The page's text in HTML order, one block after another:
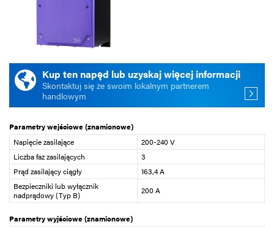
Kup ten napęd lub uzyskaj więcej informacji
Skontaktuj się ze swoim lokalnym partnerem
handlowym
Parametry wejściowe (znamionowe)
Napięcie zasilające
200-240 V
Liczba faz zasilających
3
Prąd zasilający ciągły
163,4 A
Bezpieczniki lub wyłącznik
nadprądowy (Typ B)
200 A
Parametry wyjściowe (znamionowe)